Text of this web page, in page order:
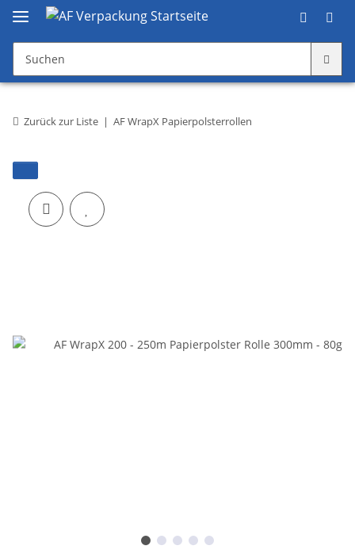
Zurück zur Liste AF WrapX Papierpolsterrollen